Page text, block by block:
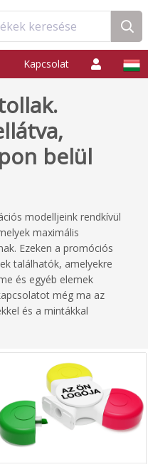
keresése
Kapcsolat
belül
modelljeink rendkívül
maximális
Ezeken a promóciós
találhatók, amelyekre
és egyéb elemek
még ma az
és a mintákkal